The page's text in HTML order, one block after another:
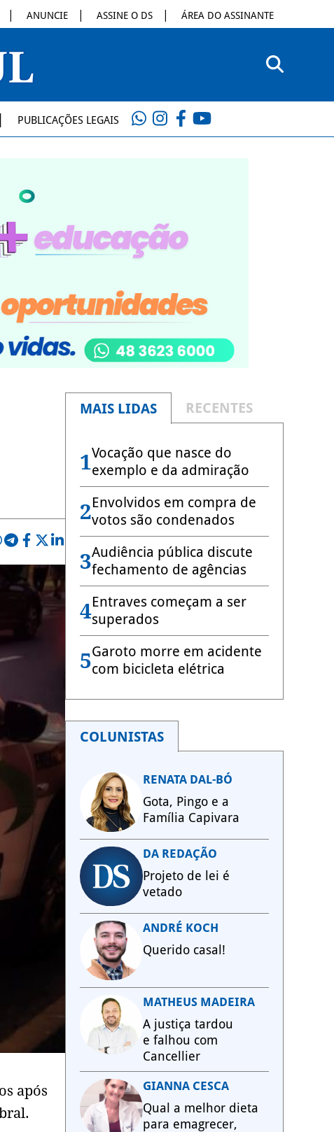
ANUNCIE ASSINE O DS ÁREA DO ASSINANTE
PUBLICAÇÕES LEGAIS
após
MAIS LIDAS RECENTES
1Vocação que nasce do
exemplo e da admiração
2Envolvidos em compra de
votos são condenados
3Audiência pública discute
fechamento de agências
4Entraves começam a ser
superados
5Garoto morre em acidente
com bicicleta elétrica
COLUNISTAS
RENATA DAL-BÓ
Gota, Pingo e a
Família Capivara
DA REDAÇÃO
Projeto de lei é
vetado
ANDRÉ KOCH
Querido casal!
MATHEUS MADEIRA
A justiça tardou
e falhou com
Cancellier
GIANNA CESCA
Qual a melhor dieta
para emagrecer,